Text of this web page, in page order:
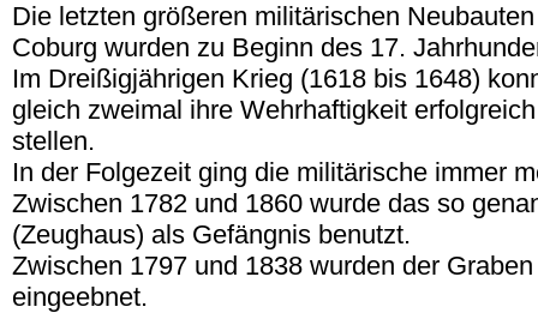
Die letzten größeren militärischen
Coburg wurden zu Beginn des 17.
Im Dreißigjährigen Krieg (1618 bis 1648)
gleich zweimal ihre Wehrhaftigkeit
stellen.
In der Folgezeit ging die militärische immer
Zwischen 1782 und 1860 wurde das so
(Zeughaus) als Gefängnis benutzt.
Zwischen 1797 und 1838 wurden der
eingeebnet.